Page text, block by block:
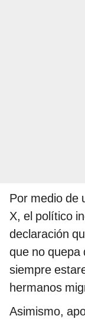
Por medio de
X, el político
declaración
que no quepa
siempre
hermanos
Asimismo,